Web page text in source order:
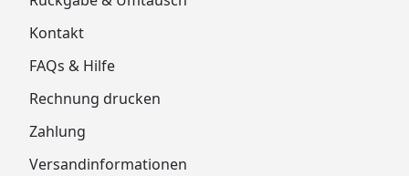
Kontakt
FAQs & Hilfe
Rechnung drucken
Zahlung
Versandinformationen